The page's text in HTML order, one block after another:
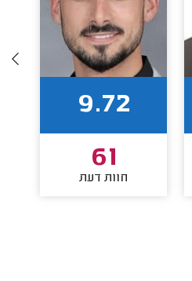
9.72
61
חוות דעת